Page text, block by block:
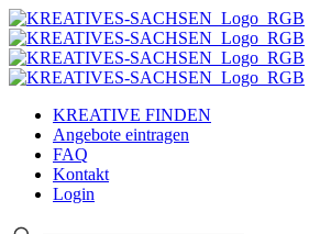
KREATIVE FINDEN
Angebote eintragen
FAQ
Kontakt
Login